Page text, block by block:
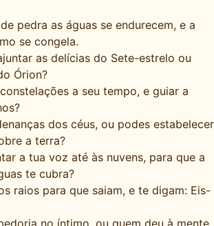
pedra as águas se endurecem, e a
se congela.
as delícias do Sete-estrelo ou
Órion?
a seu tempo, e guiar a
dos céus, ou podes estabelecer
a terra?
a tua voz até às nuvens, para que a
te cubra?
raios para que saiam, e te digam: Eis-
no íntimo, ou quem deu à mente